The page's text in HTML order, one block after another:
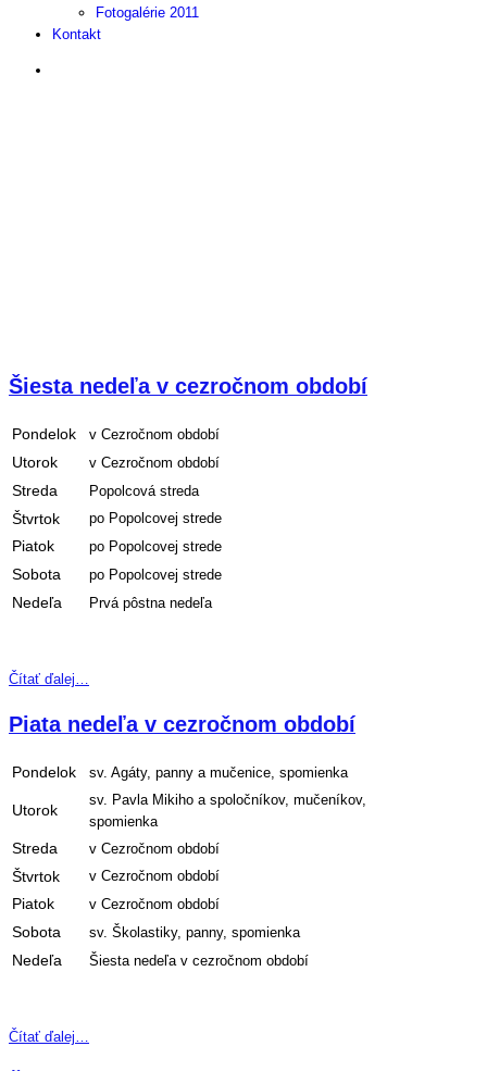
Fotogalérie 2011
Kontakt
Šiesta nedeľa v cezročnom období
Pondelok v Cezročnom období
Utorok v Cezročnom období
Streda Popolcová streda
Štvrtok po Popolcovej strede
Piatok po Popolcovej strede
Sobota po Popolcovej strede
Nedeľa Prvá pôstna nedeľa
Čítať ďalej…
Piata nedeľa v cezročnom období
Pondelok sv. Agáty, panny a mučenice, spomienka
Utorok
sv. Pavla Mikiho a spoločníkov, mučeníkov,
spomienka
Streda v Cezročnom období
Štvrtok v Cezročnom období
Piatok v Cezročnom období
Sobota sv. Školastiky, panny, spomienka
Nedeľa Šiesta nedeľa v cezročnom období
Čítať ďalej…